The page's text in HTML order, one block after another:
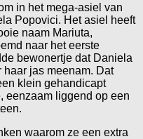
in het mega-asiel van
Popovici. Het asiel heeft
naam Mariuta,
naar het eerste
bewonertje dat Daniela
haar jas meenam. Dat
klein gehandicapt
eenzaam liggend op een
waarom ze een extra